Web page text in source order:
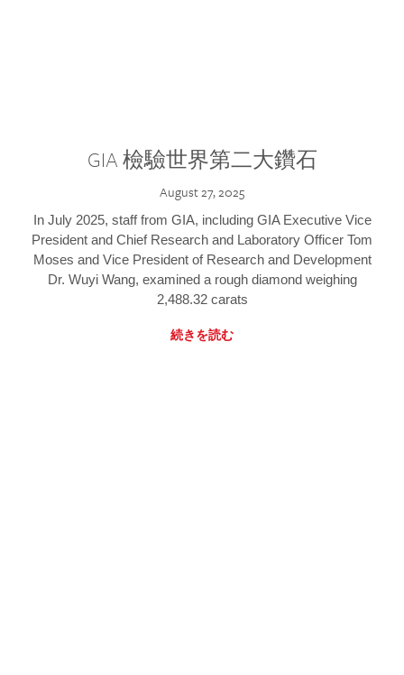
GIA 檢驗世界第二大鑽石
August 27, 2025
In July 2025, staff from GIA, including GIA Executive Vice
President and Chief Research and Laboratory Officer Tom
Moses and Vice President of Research and Development
Dr. Wuyi Wang, examined a rough diamond weighing
2,488.32 carats
続きを読む